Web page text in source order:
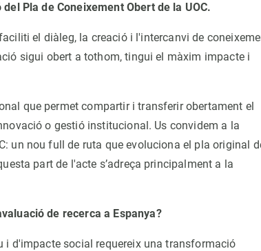
Pla de Coneixement Obert de la UOC.
el diàleg, la creació i l'intercanvi de
sigui obert a tothom, tingui el màxim impacte i
que permet compartir i transferir obertament el
o gestió institucional. Us convidem a la
un nou full de ruta que evoluciona el pla original
part de l'acte s’adreça principalment a la
de recerca a Espanya?
i d'impacte social requereix una transformació